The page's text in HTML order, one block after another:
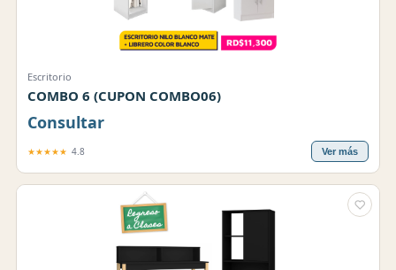
Escritorio
COMBO 6 (CUPON COMBO06)
Consultar
★★★★★ 4.8 Ver más